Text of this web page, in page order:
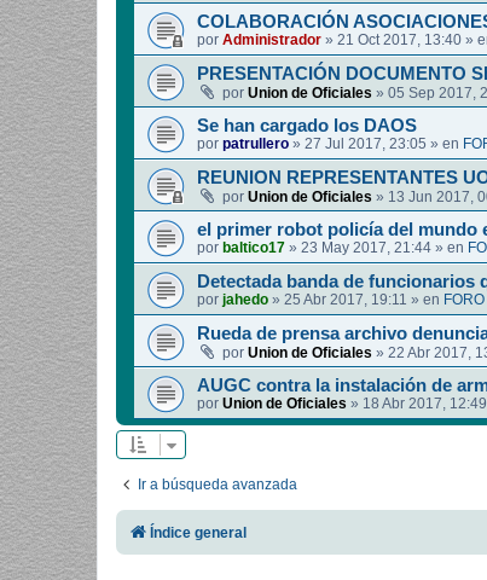
COLABORACIÓN
por Administrador » 21 Oct 2017, 13:40 »
PRESENTACIÓN DOCUMENTO
por Union de Oficiales » 05 Sep 2017,
Se han cargado los DAOS
por patrullero » 27 Jul 2017, 23:05 » en
REUNION REPRESENTANTES
por Union de Oficiales » 13 Jun 2017,
el primer robot policía del mundo
por baltico17 » 23 May 2017, 21:44 » en
Detectada banda de funcionarios
por jahedo » 25 Abr 2017, 19:11 » en
Rueda de prensa archivo
por Union de Oficiales » 22 Abr 2017,
AUGC contra la instalación de
por Union de Oficiales » 18 Abr 2017, 12:49
Ir a búsqueda avanzada
Índice general